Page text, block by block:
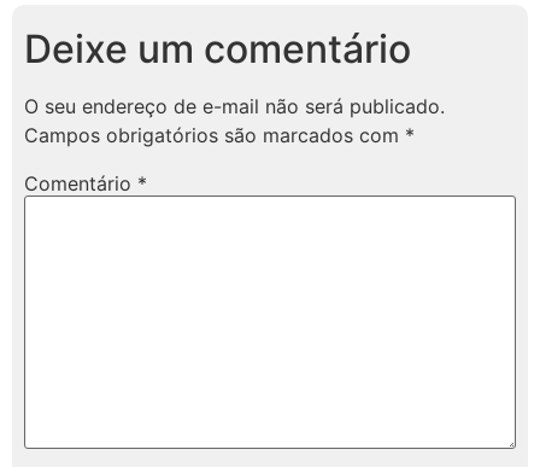
Deixe um comentário
O seu endereço de e-mail não será publicado.
Campos obrigatórios são marcados com *
Comentário *